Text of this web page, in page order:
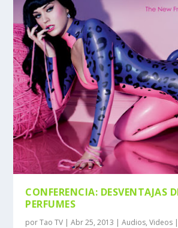
CONFERENCIA: DESVENTAJAS
PERFUMES
porTao TV |Abr 25, 2013 |Audios,Videos